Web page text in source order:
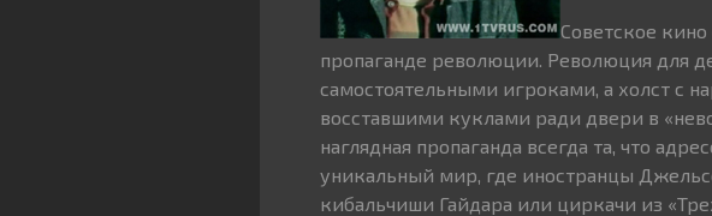
Советское
пропаганде революции. Революция для
самостоятельными игроками, а холст с
восставшими куклами ради двери в
наглядная пропаганда всегда та, что
уникальный мир, где иностранцы
кибальчиши Гайдара или циркачи из